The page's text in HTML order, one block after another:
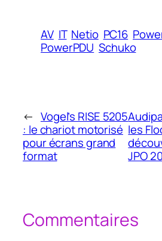
AV IT Netio PC16
PowerPDU Schuko
← Vogel’s RISE 5205
: le chariot motorisé
pour écrans grand
format
les
JPO
Commentaires